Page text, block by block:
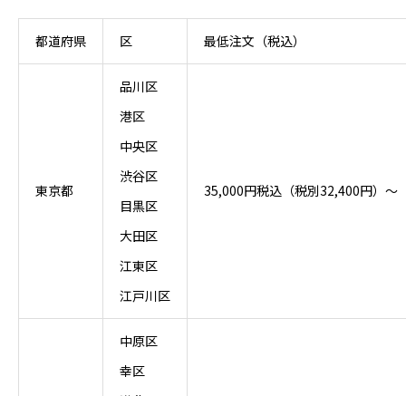
品
）
個
都道府県 区 最低注文（税込）
東京都
品川区
港区
中央区
渋谷区
目黒区
大田区
江東区
江戸川区
35,000円税込（税別32,400円）～
中原区
幸区